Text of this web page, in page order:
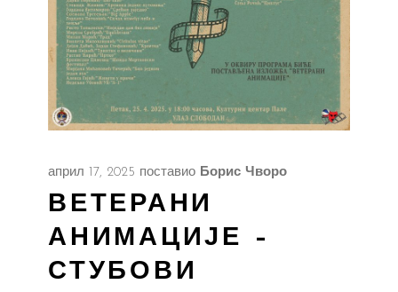
април 17, 2025 поставио Борис Чворо
ВЕТЕРАНИ
АНИМАЦИЈЕ –
СТУБОВИ